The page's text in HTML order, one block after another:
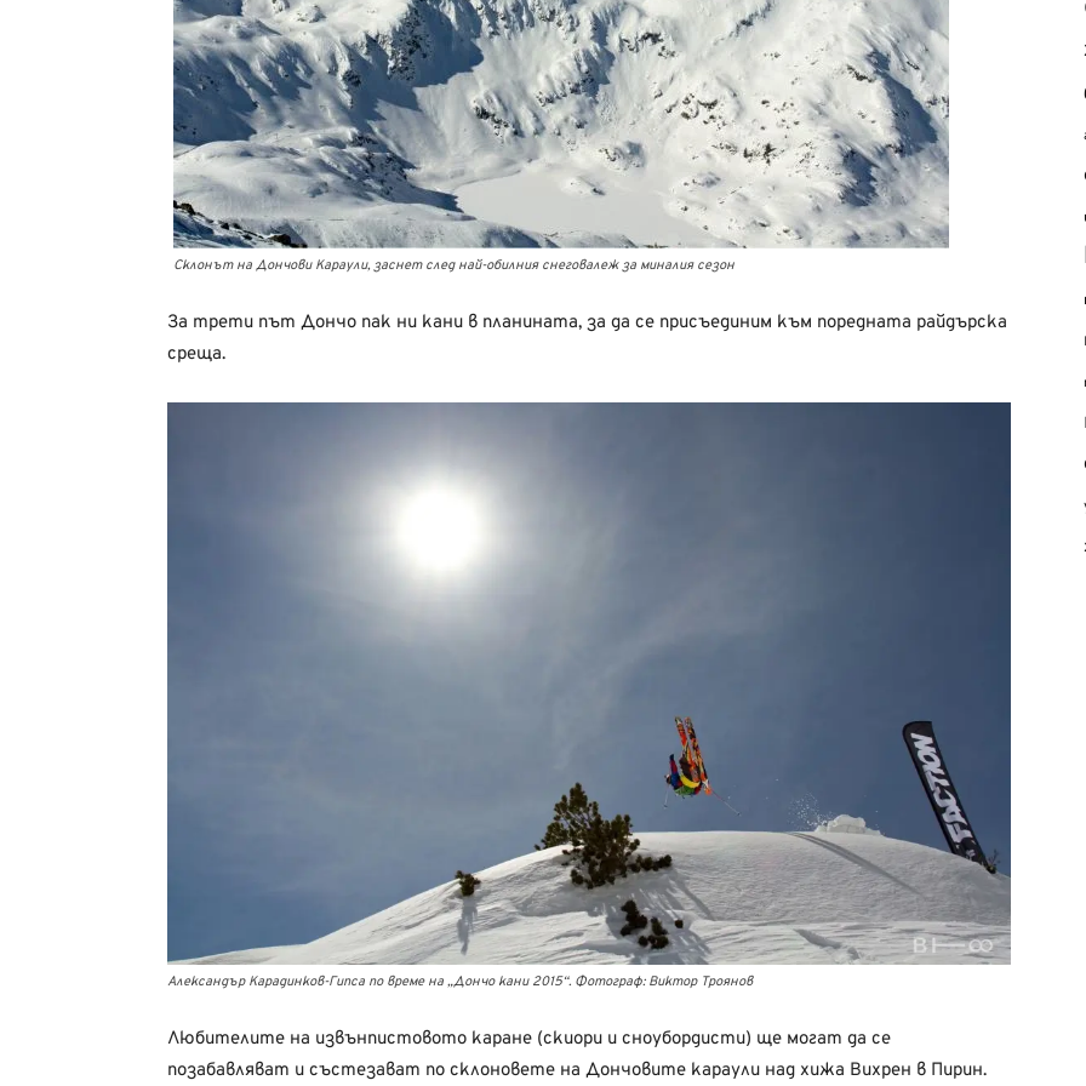
Склонът на Дончови Караули, заснет след най-обилния снеговалеж за миналия сезон
За трети път Дончо пак ни кани в планината, за да се присъединим към поредната райдърска
среща.
Александър Карадинков-Гипса по време на „Дончо кани 2015“. Фотограф: Виктор Троянов
Любителите на извънпистовото каране (скиори и сноубордисти) ще могат да се
позабавляват и състезават по склоновете на Дончовите караули над хижа Вихрен в Пирин.